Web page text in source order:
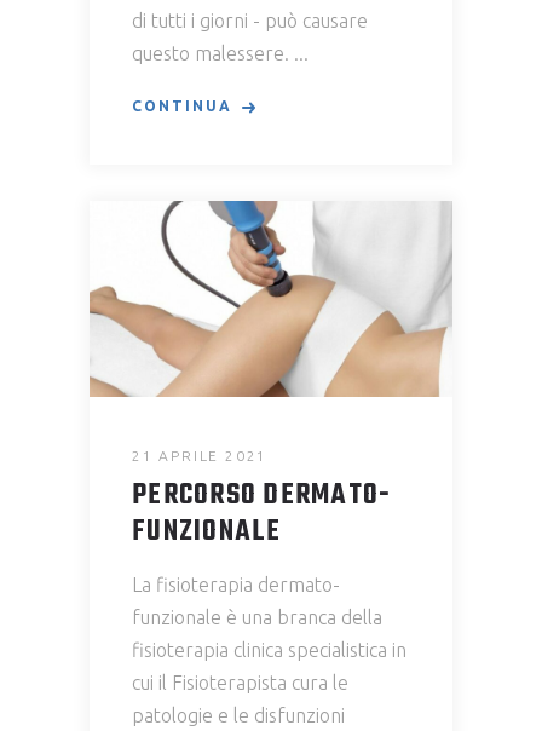
di tutti i giorni - può causare
questo malessere.
CONTINUA
21 APRILE 2021
PERCORSO DERMATO-
FUNZIONALE
La fisioterapia dermato-
funzionale è una branca della
fisioterapia clinica specialistica in
cui il Fisioterapista cura le
patologie e le disfunzioni